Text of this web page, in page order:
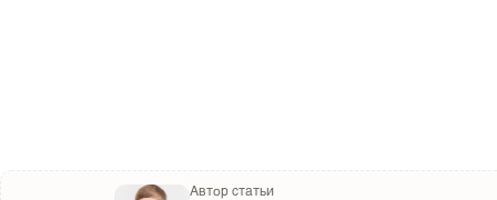
Автор статьи